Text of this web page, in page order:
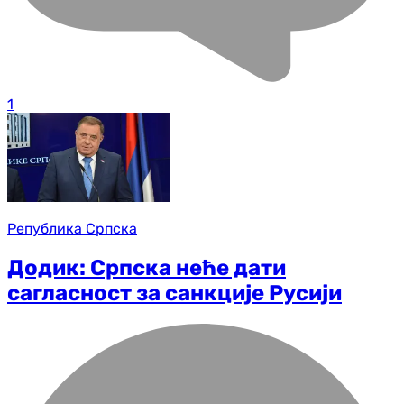
1
Република Српска
Додик: Српска неће дати
сагласност за санкције Русији